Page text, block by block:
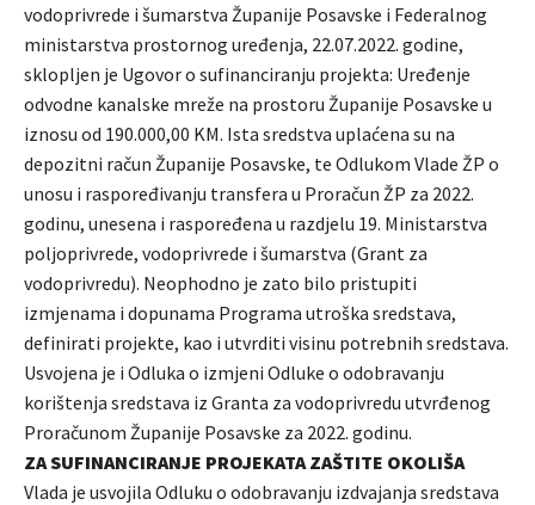
vodoprivrede i šumarstva Županije Posavske i Federalnog
ministarstva prostornog uređenja, 22.07.2022. godine,
sklopljen je Ugovor o sufinanciranju projekta: Uređenje
odvodne kanalske mreže na prostoru Županije Posavske u
iznosu od 190.000,00 KM. Ista sredstva uplaćena su na
depozitni račun Županije Posavske, te Odlukom Vlade ŽP o
unosu i raspoređivanju transfera u Proračun ŽP za 2022.
godinu, unesena i raspoređena u razdjelu 19. Ministarstva
poljoprivrede, vodoprivrede i šumarstva (Grant za
vodoprivredu). Neophodno je zato bilo pristupiti
izmjenama i dopunama Programa utroška sredstava,
definirati projekte, kao i utvrditi visinu potrebnih sredstava.
Usvojena je i Odluka o izmjeni Odluke o odobravanju
korištenja sredstava iz Granta za vodoprivredu utvrđenog
Proračunom Županije Posavske za 2022. godinu.
ZA SUFINANCIRANJE PROJEKATA ZAŠTITE OKOLIŠA
Vlada je usvojila Odluku o odobravanju izdvajanja sredstava